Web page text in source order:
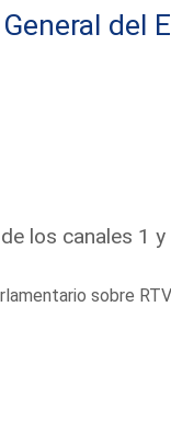
del
los canales 1
sobre